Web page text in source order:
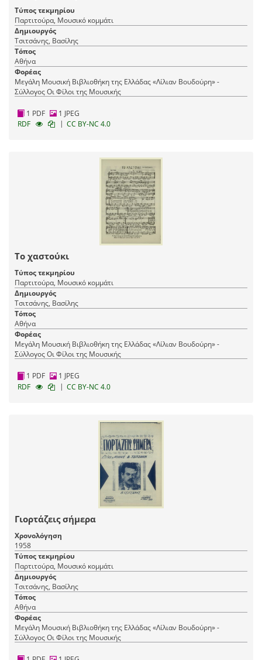
Τύπος τεκμηρίου
Παρτιτούρα, Μουσικό κομμάτι
Δημιουργός
Τσιτσάνης, Βασίλης
Τόπος
Αθήνα
Φορέας
Μεγάλη Μουσική Βιβλιοθήκη της Ελλάδας «Λίλιαν Βουδούρη» -
Σύλλογος Οι Φίλοι της Μουσικής
1 PDF
1 JPEG
RDF
| CC BY-NC 4.0
Το χαστούκι
Τύπος τεκμηρίου
Παρτιτούρα, Μουσικό κομμάτι
Δημιουργός
Τσιτσάνης, Βασίλης
Τόπος
Αθήνα
Φορέας
Μεγάλη Μουσική Βιβλιοθήκη της Ελλάδας «Λίλιαν Βουδούρη» -
Σύλλογος Οι Φίλοι της Μουσικής
1 PDF
1 JPEG
RDF
| CC BY-NC 4.0
Γιορτάζεις σήμερα
Χρονολόγηση
1958
Τύπος τεκμηρίου
Παρτιτούρα, Μουσικό κομμάτι
Δημιουργός
Τσιτσάνης, Βασίλης
Τόπος
Αθήνα
Φορέας
Μεγάλη Μουσική Βιβλιοθήκη της Ελλάδας «Λίλιαν Βουδούρη» -
Σύλλογος Οι Φίλοι της Μουσικής